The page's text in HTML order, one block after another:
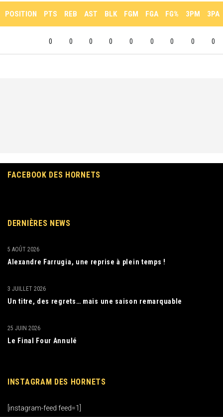
POSITION PTS REB AST BLK FGM FGA FG% 3PM 3PA
0 0 0 0 0 0 0 0 0
FACEBOOK DES HORNETS
DERNIÈRES NEWS
Alexandre Farrugia, une reprise à plein temps !
5 AOÛT 2026
Un titre, des regrets… mais une saison remarquable
3 JUILLET 2026
Le Final Four Annulé
25 JUIN 2026
INSTAGRAM DES HORNETS
[instagram-feed feed=1]